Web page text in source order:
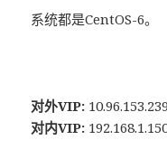
系统都是CentOS-6。
对外VIP: 10.96.153.239
对内VIP: